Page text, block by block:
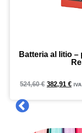
Batteria al litio
524,60€ 382,91 €